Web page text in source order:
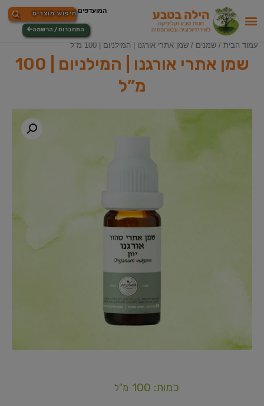
התחברות / הרשמה
עמוד הבית / שמנים / שמן אתרי אורגנו | המילניום | 100 מ”ל
שמן אתרי אורגנו | המילניום | 100
מ”ל
כמות: 100 מ"ל